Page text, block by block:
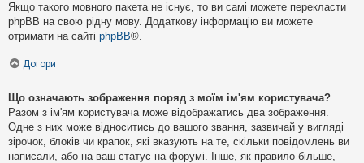
Якщо такого мовного пакета не існує, то ви самі можете перекласти
phpBB на свою рідну мову. Додаткову інформацію ви можете
отримати на сайті phpBB®.
Догори
Що означають зображення поряд з моїм ім'ям користувача?
Разом з ім'ям користувача може відображатись два зображення.
Одне з них може відноситись до вашого звання, зазвичай у вигляді
зірочок, блоків чи крапок, які вказують на те, скільки повідомлень ви
написали, або на ваш статус на форумі. Інше, як правило більше,